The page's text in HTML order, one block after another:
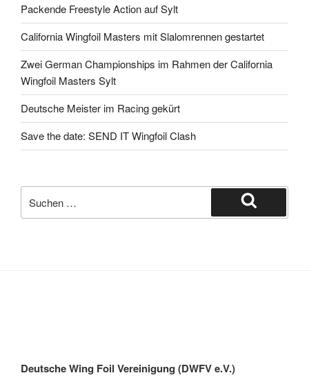
Packende Freestyle Action auf Sylt
California Wingfoil Masters mit Slalomrennen gestartet
Zwei German Championships im Rahmen der California
Wingfoil Masters Sylt
Deutsche Meister im Racing gekürt
Save the date: SEND IT Wingfoil Clash
nach:
Suchen
Deutsche Wing Foil Vereinigung (DWFV e.V.)